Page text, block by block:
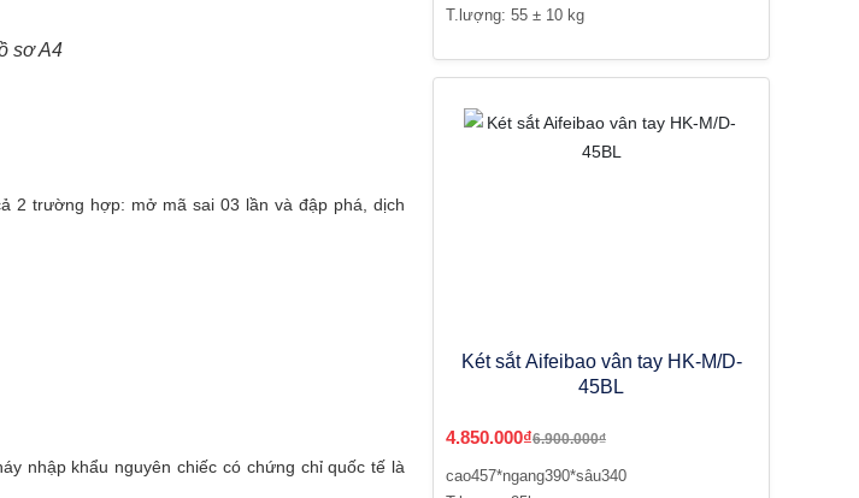
sơ A4
2 trường hợp: mở mã sai 03 lần và đập phá, dịch
nhập khẩu nguyên chiếc có chứng chỉ quốc tế là
T.lượng: 55 ± 10 kg
Két sắt Aifeibao vân tay HK-M/D-
45BL
4.850.000₫6.900.000₫
cao457*ngang390*sâu340